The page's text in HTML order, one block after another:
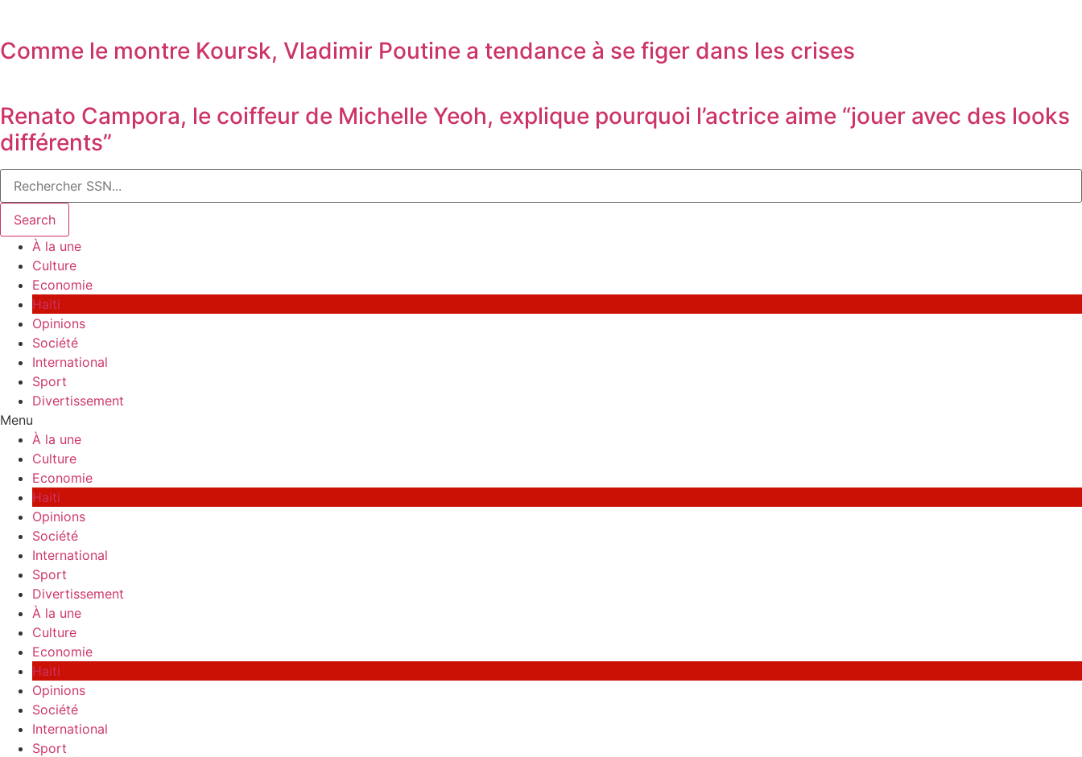
Comme le montre Koursk, Vladimir Poutine a tendance à se figer dans les crises
Renato Campora, le coiffeur de Michelle Yeoh, explique pourquoi l’actrice aime “jouer avec des looks
différents”
Search
À la une
Culture
Economie
Haiti
Opinions
Société
International
Sport
Divertissement
Menu
À la une
Culture
Economie
Haiti
Opinions
Société
International
Sport
Divertissement
À la une
Culture
Economie
Haiti
Opinions
Société
International
Sport